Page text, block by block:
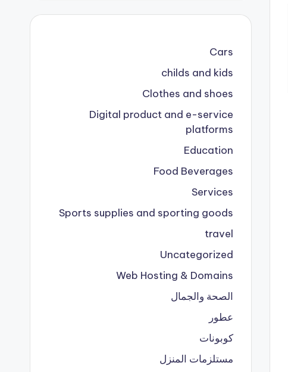
Cars
childs and kids
Clothes and shoes
Digital product and e-service
platforms
Education
Food Beverages
Services
Sports supplies and sporting goods
travel
Uncategorized
Web Hosting & Domains
الصحة والجمال
عطور
كوبونات
مستلزمات المنزل